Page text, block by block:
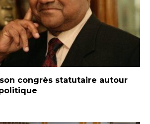
son congrès statutaire autour